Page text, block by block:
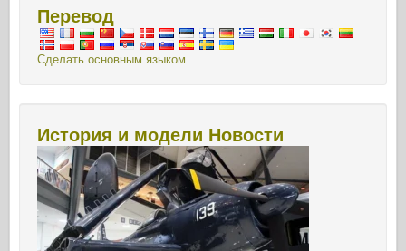
Перевод
Сделать основным языком
История и модели Новости